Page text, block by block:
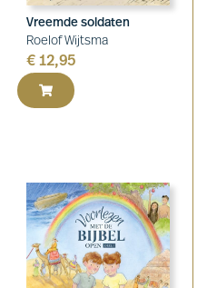
Vreemde soldaten
Roelof Wijtsma
€ 12,95